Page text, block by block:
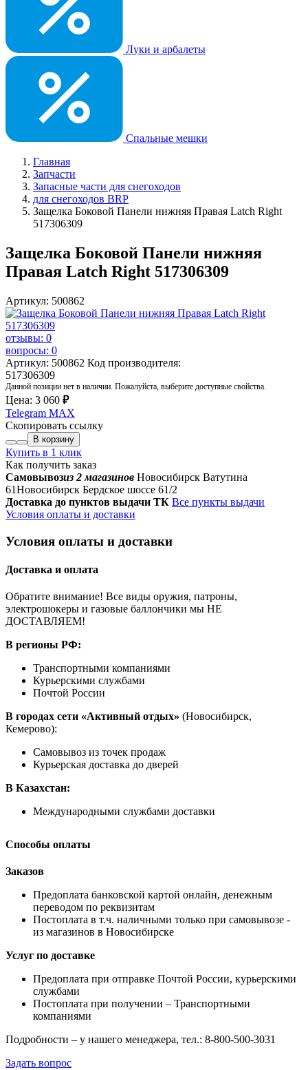
Луки и арбалеты
Спальные мешки
Главная
Запчасти
Запасные части для снегоходов
для снегоходов BRP
Защелка Боковой Панели нижняя Правая Latch Right
517306309
Защелка Боковой Панели нижняя
Правая Latch Right 517306309
Артикул: 500862
отзывы: 0
вопросы: 0
Артикул: 500862 Код производителя:
517306309
Данной позиции нет в наличии. Пожалуйста, выберите доступные свойства.
Цена: 3 060 ₽
Telegram MAX
Скопировать ссылку
В корзину
Купить в 1 клик
Как получить заказ
Самовывозиз 2 магазинов Новосибирск Ватутина
61Новосибирск Бердское шоссе 61/2
Доставка до пунктов выдачи ТК Все пункты выдачи
Условия оплаты и доставки
Условия оплаты и доставки
Доставка и оплата
Обратите внимание! Все виды оружия, патроны,
электрошокеры и газовые баллончики мы НЕ
ДОСТАВЛЯЕМ!
В регионы РФ:
Транспортными компаниями
Курьерскими службами
Почтой России
В городах сети «Активный отдых» (Новосибирск,
Кемерово):
Самовывоз из точек продаж
Курьерская доставка до дверей
В Казахстан:
Международными службами доставки
Способы оплаты
Заказов
Предоплата банковской картой онлайн, денежным
переводом по реквизитам
Постоплата в т.ч. наличными только при самовывозе -
из магазинов в Новосибирске
Услуг по доставке
Предоплата при отправке Почтой России, курьерскими
службами
Постоплата при получении – Транспортными
компаниями
Подробности – у нашего менеджера, тел.: 8-800-500-3031
Задать вопрос